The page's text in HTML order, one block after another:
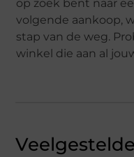
op zoek bent naar
volgende aankoop,
stap van de weg.
winkel die aan al